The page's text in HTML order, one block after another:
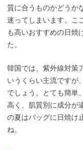
質に合うものかどうか
迷ってしまいます。こ
も高いおすすめの日焼
た。
韓国では、紫外線対策
いうくらい主流ですが
でしょう。とても簡単
高く、肌質別に成分が
の夏はバッグに日焼け
ね。